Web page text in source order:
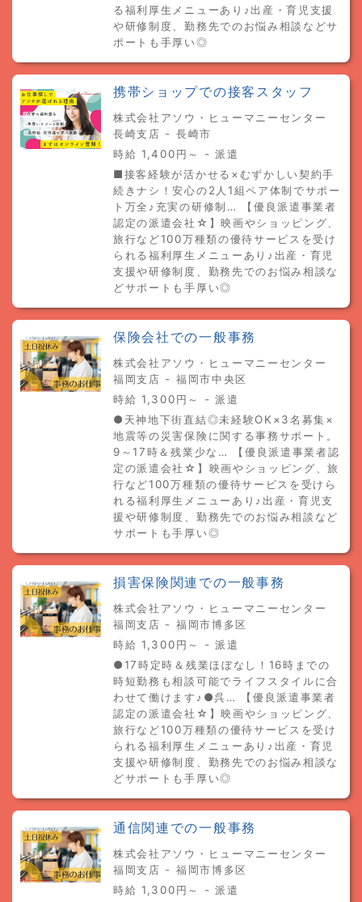
る福利厚生メニューあり♪出産・育児支援
や研修制度、勤務先でのお悩み相談などサ
ポートも手厚い◎
携帯ショップでの接客スタッフ
株式会社アソウ・ヒューマニーセンター
長崎支店 - 長崎市
時給 1,400円～ - 派遣
■接客経験が活かせる×むずかしい契約手
続きナシ！安心の2人1組ペア体制でサポー
ト万全♪充実の研修制… 【優良派遣事業者
認定の派遣会社☆】映画やショッピング、
旅行など100万種類の優待サービスを受け
られる福利厚生メニューあり♪出産・育児
支援や研修制度、勤務先でのお悩み相談な
どサポートも手厚い◎
保険会社での一般事務
株式会社アソウ・ヒューマニーセンター
福岡支店 - 福岡市中央区
時給 1,300円～ - 派遣
●天神地下街直結◎未経験OK×3名募集×
地震等の災害保険に関する事務サポート。
9～17時＆残業少な… 【優良派遣事業者認
定の派遣会社☆】映画やショッピング、旅
行など100万種類の優待サービスを受けら
れる福利厚生メニューあり♪出産・育児支
援や研修制度、勤務先でのお悩み相談など
サポートも手厚い◎
損害保険関連での一般事務
株式会社アソウ・ヒューマニーセンター
福岡支店 - 福岡市博多区
時給 1,300円～ - 派遣
●17時定時＆残業ほぼなし！16時までの
時短勤務も相談可能でライフスタイルに合
わせて働けます♪●呉… 【優良派遣事業者
認定の派遣会社☆】映画やショッピング、
旅行など100万種類の優待サービスを受け
られる福利厚生メニューあり♪出産・育児
支援や研修制度、勤務先でのお悩み相談な
どサポートも手厚い◎
通信関連での一般事務
株式会社アソウ・ヒューマニーセンター
福岡支店 - 福岡市博多区
時給 1,300円～ - 派遣